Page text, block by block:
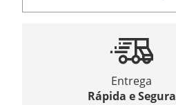
Entrega
Rápida e Segura